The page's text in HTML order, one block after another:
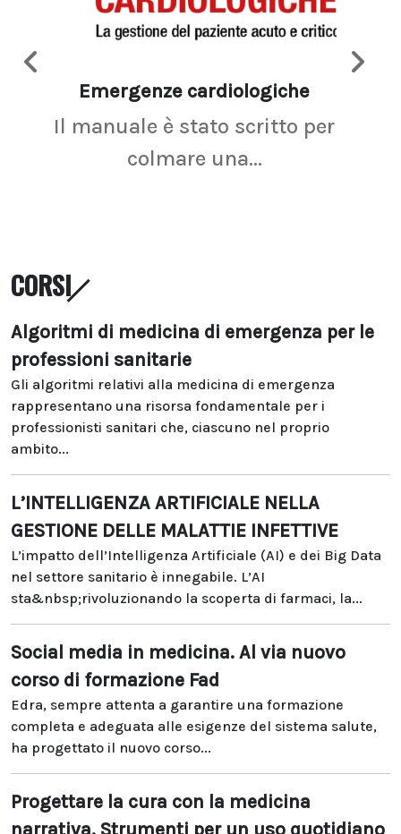
Emergenze cardiologiche
Il manuale è stato scritto per
colmare una...
CORSI
Algoritmi di medicina di emergenza per le
professioni sanitarie
Gli algoritmi relativi alla medicina di emergenza
rappresentano una risorsa fondamentale per i
professionisti sanitari che, ciascuno nel proprio
ambito...
L’INTELLIGENZA ARTIFICIALE NELLA
GESTIONE DELLE MALATTIE INFETTIVE
L’impatto dell’Intelligenza Artificiale (AI) e dei Big Data
nel settore sanitario è innegabile. L’AI
sta&nbsp;rivoluzionando la scoperta di farmaci, la...
Social media in medicina. Al via nuovo
corso di formazione Fad
Edra, sempre attenta a garantire una formazione
completa e adeguata alle esigenze del sistema salute,
ha progettato il nuovo corso...
Progettare la cura con la medicina
narrativa. Strumenti per un uso quotidiano